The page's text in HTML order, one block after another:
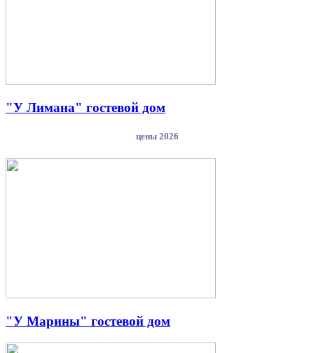
"У Лимана" гостевой дом
цены 2026
"У Марины" гостевой дом